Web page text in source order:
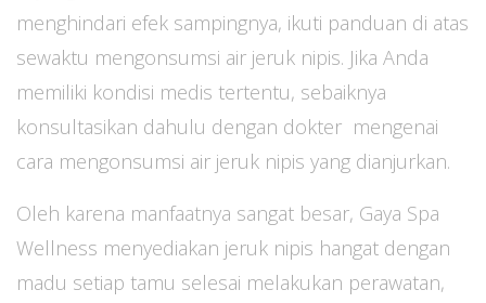
menghindari efek sampingnya, ikuti panduan di atas
sewaktu mengonsumsi air jeruk nipis. Jika Anda
memiliki kondisi medis tertentu, sebaiknya
konsultasikan dahulu dengan dokter mengenai
cara mengonsumsi air jeruk nipis yang dianjurkan.
Oleh karena manfaatnya sangat besar, Gaya Spa
Wellness menyediakan jeruk nipis hangat dengan
madu setiap tamu selesai melakukan perawatan,